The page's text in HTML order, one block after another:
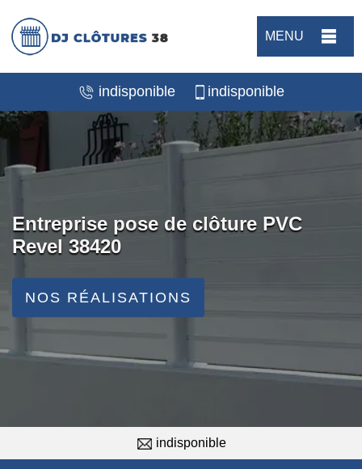
MENU
indisponible indisponible
Entreprise pose de clôture PVC
Revel 38420
NOS RÉALISATIONS
indisponible